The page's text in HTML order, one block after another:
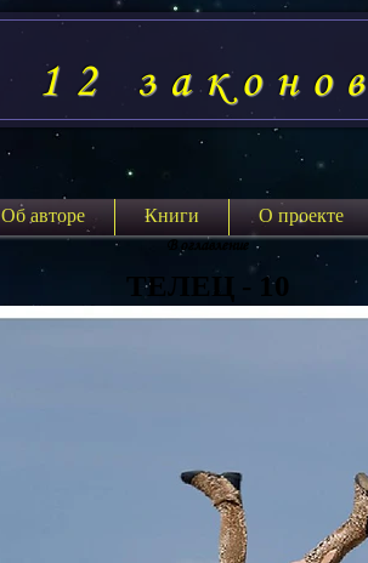
12 законов
Об авторе Книги О проекте
В оглавление
ТЕЛЕЦ - 10